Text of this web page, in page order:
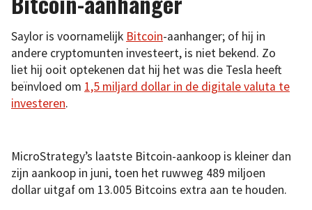
Saylor is voornamelijk Bitcoin-aanhanger; of hij in
andere cryptomunten investeert, is niet bekend. Zo
liet hij ooit optekenen dat hij het was die Tesla heeft
beïnvloed om 1,5 miljard dollar in de digitale valuta te
investeren.
MicroStrategy’s laatste Bitcoin-aankoop is kleiner dan
zijn aankoop in juni, toen het ruwweg 489 miljoen
dollar uitgaf om 13.005 Bitcoins extra aan te houden.